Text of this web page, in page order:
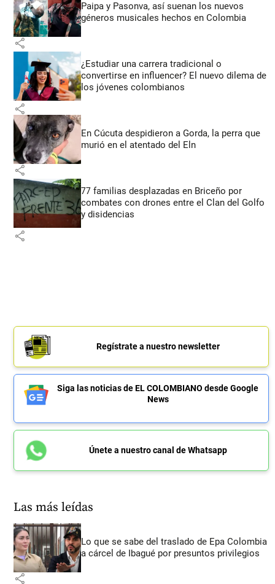
Paipa y Pasonva, así suenan los nuevos
géneros musicales hechos en Colombia
share
¿Estudiar una carrera tradicional o
convertirse en influencer? El nuevo dilema de
los jóvenes colombianos
share
En Cúcuta despidieron a Gorda, la perra que
murió en el atentado del Eln
share
77 familias desplazadas en Briceño por
combates con drones entre el Clan del Golfo
y disidencias
share
Regístrate a nuestro newsletter
Siga las noticias de EL COLOMBIANO desde Google
News
Únete a nuestro canal de Whatsapp
Las más leídas
Lo que se sabe del traslado de Epa Colombia
a cárcel de Ibagué por presuntos privilegios
share